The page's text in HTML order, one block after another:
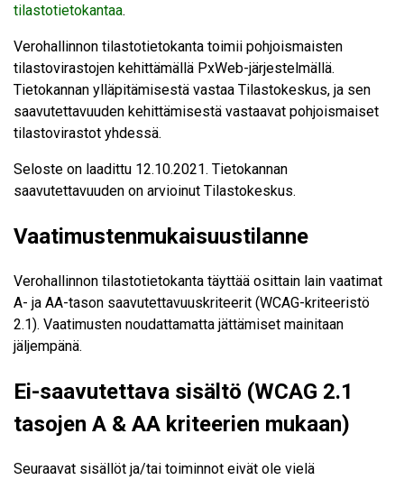
tilastotietokantaa.
Verohallinnon tilastotietokanta toimii pohjoismaisten
tilastovirastojen kehittämällä PxWeb-järjestelmällä.
Tietokannan ylläpitämisestä vastaa Tilastokeskus, ja sen
saavutettavuuden kehittämisestä vastaavat pohjoismaiset
tilastovirastot yhdessä.
Seloste on laadittu 12.10.2021. Tietokannan
saavutettavuuden on arvioinut Tilastokeskus.
Vaatimustenmukaisuustilanne
Verohallinnon tilastotietokanta täyttää osittain lain vaatimat
A- ja AA-tason saavutettavuuskriteerit (WCAG-kriteeristö
2.1). Vaatimusten noudattamatta jättämiset mainitaan
jäljempänä.
Ei-saavutettava sisältö (WCAG 2.1
tasojen A & AA kriteerien mukaan)
Seuraavat sisällöt ja/tai toiminnot eivät ole vielä